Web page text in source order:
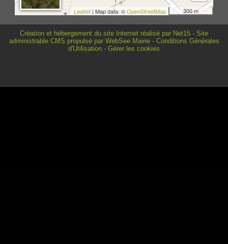
300 m
Leaflet | Map data: ©OpenStreetMap
Création et hébergement du site Internet réalisé par Net15 - Site
administrable CMS propulsé par WebSee Mairie- Conditions Générales
d'Utilisation - Gérer les cookies